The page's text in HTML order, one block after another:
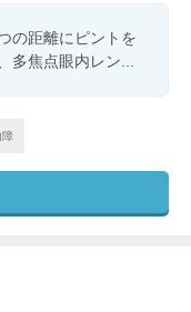
の距離にピントを
多焦点眼内レン...
障